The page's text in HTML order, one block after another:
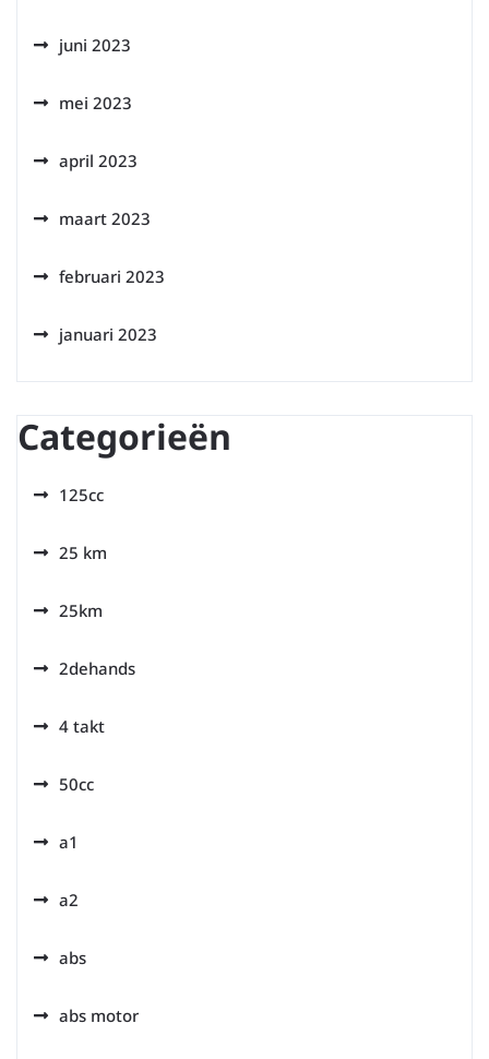
juni 2023
mei 2023
april 2023
maart 2023
februari 2023
januari 2023
Categorieën
125cc
25 km
25km
2dehands
4 takt
50cc
a1
a2
abs
abs motor